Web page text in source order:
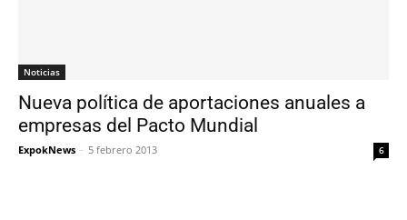
Noticias
Nueva política de aportaciones anuales a
empresas del Pacto Mundial
ExpokNews - 5 febrero 2013 6